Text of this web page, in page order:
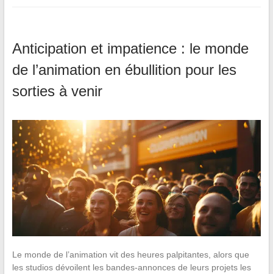
Anticipation et impatience : le monde
de l’animation en ébullition pour les
sorties à venir
Le monde de l’animation vit des heures palpitantes, alors que
les studios dévoilent les bandes-annonces de leurs projets les